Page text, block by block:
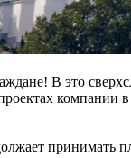
В это
компании в
принимать